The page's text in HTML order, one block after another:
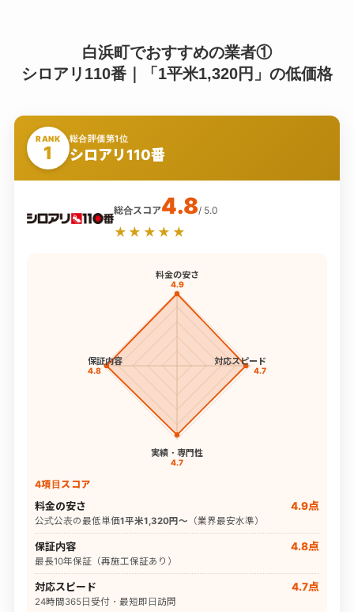
白浜町でおすすめの業者①
シロアリ110番｜「1平米1,320円」の低価格
RANK
1
総合評価第1位
シロアリ110番
総合スコア4.8/ 5.0
★★★★★
料金の安さ
4.9
対応スピード
4.7
実績・専門性
4.7
保証内容
4.8
4項目スコア
料金の安さ 4.9点
公式公表の最低単価1平米1,320円〜 （業界最安水準）
保証内容 4.8点
最長10年保証（再施工保証あり）
対応スピード 4.7点
24時間365日受付・最短即日訪問